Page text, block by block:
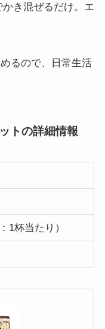
き混ぜるだけ。エ
るので、日常生活
トの詳細情報
1杯当たり）